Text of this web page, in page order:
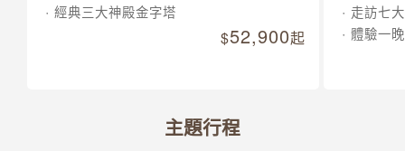
經典三大神殿金字塔
52,900起
走訪七
體驗一
主題行程